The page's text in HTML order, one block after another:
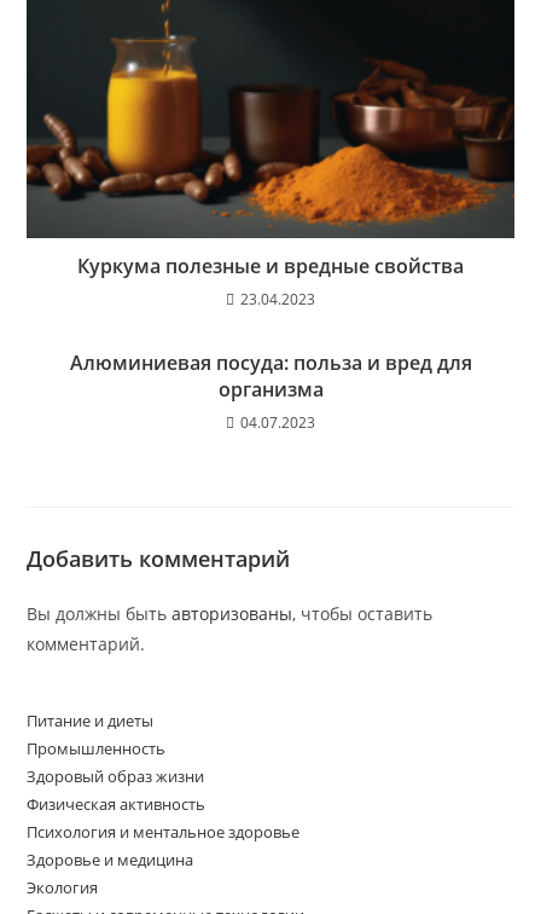
Куркума полезные и вредные свойства
23.04.2023
Алюминиевая посуда: польза и вред для
организма
04.07.2023
Добавить комментарий
Вы должны бытьавторизованы, чтобы оставить
комментарий.
Питание и диеты
Промышленность
Здоровый образ жизни
Физическая активность
Психология и ментальное здоровье
Здоровье и медицина
Экология